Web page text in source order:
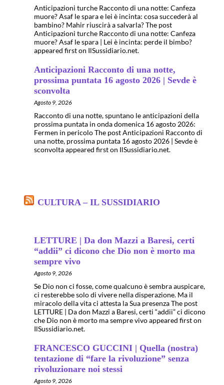
Anticipazioni turche Racconto di una notte: Canfeza
muore? Asaf le spara e lei è incinta: cosa succederà al
bambino? Mahir riuscirà a salvarla? The post
Anticipazioni turche Racconto di una notte: Canfeza
muore? Asaf le spara | Lei è incinta: perde il bimbo?
appeared first on IlSussidiario.net.
Anticipazioni Racconto di una notte,
prossima puntata 16 agosto 2026 | Sevde è
sconvolta
Agosto 9, 2026
Racconto di una notte, spuntano le anticipazioni della
prossima puntata in onda domenica 16 agosto 2026:
Fermen in pericolo The post Anticipazioni Racconto di
una notte, prossima puntata 16 agosto 2026 | Sevde è
sconvolta appeared first on IlSussidiario.net.
CULTURA – IL SUSSIDIARIO
LETTURE | Da don Mazzi a Baresi, certi
“addii” ci dicono che Dio non è morto ma
sempre vivo
Agosto 9, 2026
Se Dio non ci fosse, come qualcuno è sembra auspicare,
ci resterebbe solo di vivere nella disperazione. Ma il
miracolo della vita ci attesta la Sua presenza The post
LETTURE | Da don Mazzi a Baresi, certi “addii” ci dicono
che Dio non è morto ma sempre vivo appeared first on
IlSussidiario.net.
FRANCESCO GUCCINI | Quella (nostra)
tentazione di “fare la rivoluzione” senza
rivoluzionare noi stessi
Agosto 9, 2026